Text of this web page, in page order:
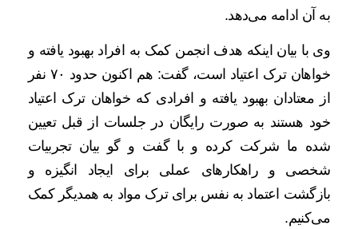
به آن ادامه می‌دهد.
وی با بیان اینکه هدف انجمن کمک به افراد بهبود یافته و
خواهان ترک اعتیاد است، گفت: هم اکنون حدود ۷۰ نفر
از معتادان بهبود یافته و افرادی که خواهان ترک اعتیاد
خود هستند به صورت رایگان در جلسات از قبل تعیین
شده ما شرکت کرده و با گفت و گو بیان تجربیات
شخصی و راهکارهای عملی برای ایجاد انگیزه و
بازگشت اعتماد به نفس برای ترک مواد به همدیگر کمک
می‌کنیم.